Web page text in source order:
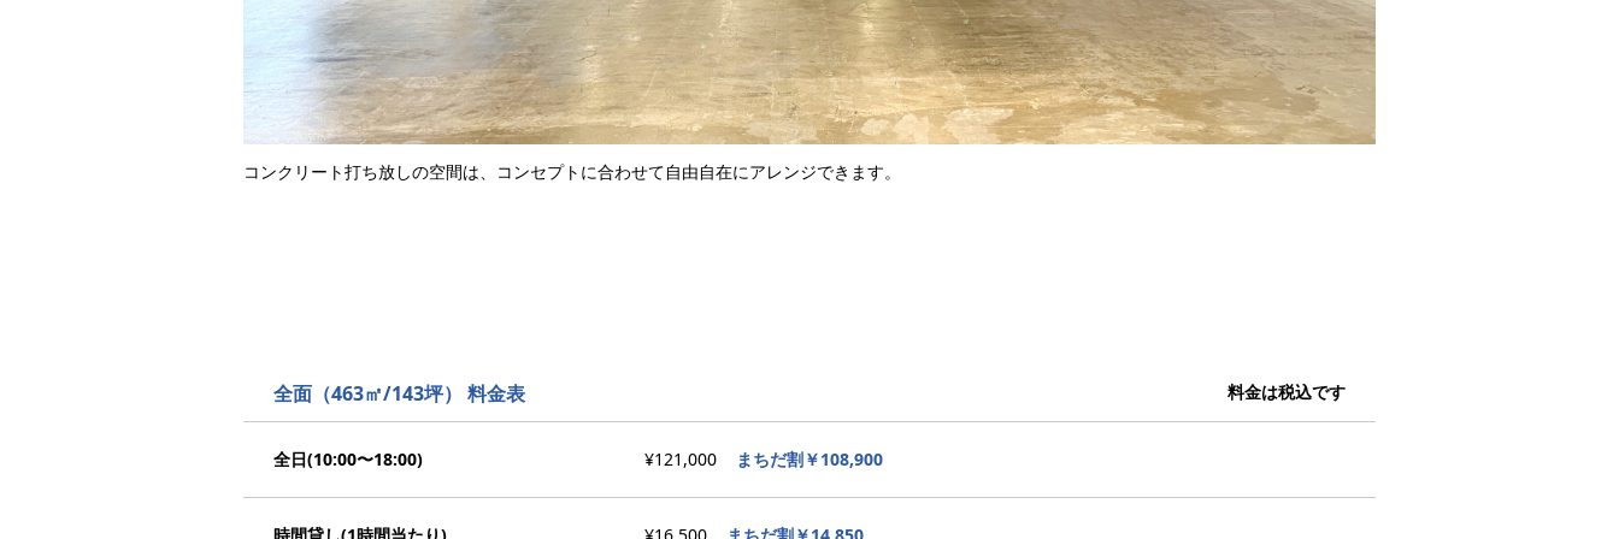
コンクリート打ち放しの空間は、コンセプトに合わせて自由自在にアレンジできます。
全面（463㎡/143坪） 料金表 料金は税込です
全日(10:00〜18:00) ¥121,000 まちだ割￥108,900